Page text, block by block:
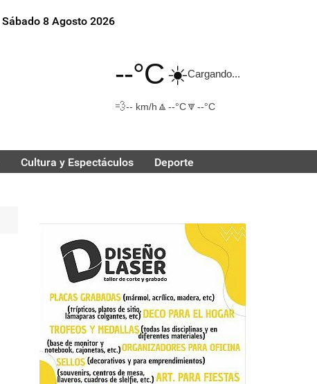
Sábado 8 Agosto 2026
--°C☀️Cargando...
💨-- km/h 🔼 --°C🔽 --°C
Cultura y Espectáculos Deporte